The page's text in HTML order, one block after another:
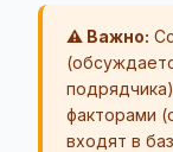
⚠️ Важно:
факторами
входят в